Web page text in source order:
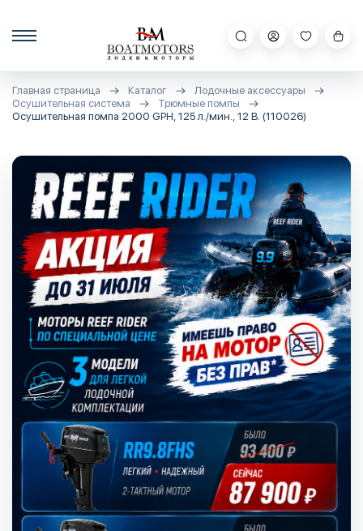
Главная страница Каталог
Лодочные аксессуары
Осушительная система
Трюмные помпы
Осушительная помпа 2000 GPH, 125 л./мин., 12 В. (110026)